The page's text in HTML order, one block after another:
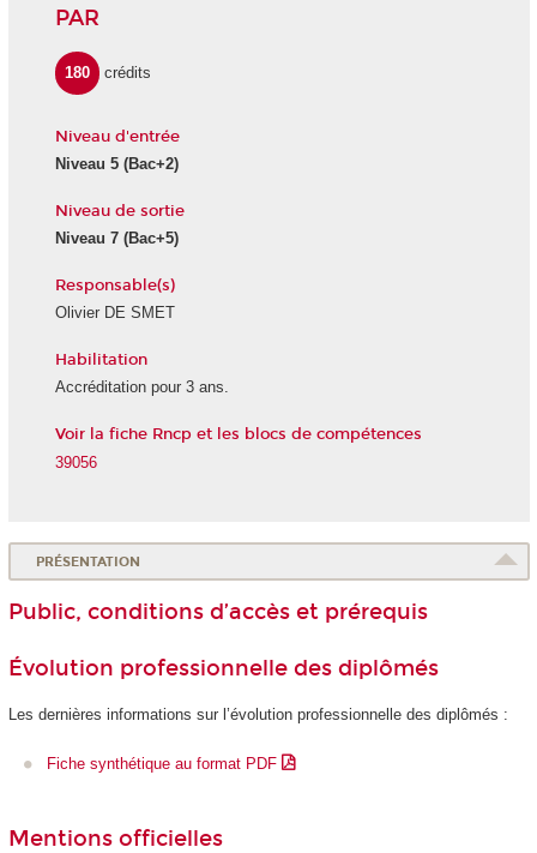
PAR
180 crédits
Niveau d'entrée
Niveau 5(Bac+2)
Niveau de sortie
Niveau 7(Bac+5)
Responsable(s)
Olivier DE SMET
Habilitation
Accréditation pour 3 ans.
Voir la fiche Rncp et les blocs de compétences
39056
PRÉSENTATION
Public, conditions d’accès et prérequis
Évolution professionnelle des diplômés
Les dernières informations sur l’évolution professionnelle des diplômés :
Fiche synthétique au format PDF
Mentions officielles